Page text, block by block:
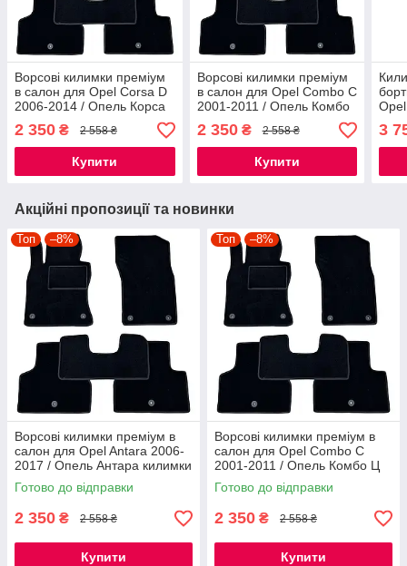
Ворсові килимки преміум
в салон для Opel Corsa D
2006-2014 / Опель Корса
Д килимки
2 350 ₴ 2 558 ₴
Купити
Ворсові килимки преміум
в салон для Opel Combo C
2001-2011 / Опель Комбо
Ц килимки
2 350₴ 2 558 ₴
Купити
3
Акційні пропозиції та новинки
Топ –8%
Ворсові килимки преміум в
салон для Opel Antara 2006-
2017 / Опель Антара килимки
Готово до відправки
2 350 ₴ 2 558 ₴
Купити
Топ –8%
Ворсові килимки преміум в
салон для Opel Combo C
2001-2011 / Опель Комбо Ц
килимки
Готово до відправки
2 350 ₴ 2 558 ₴
Купити